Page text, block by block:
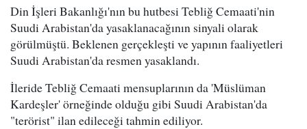
Din İşleri Bakanlığı'nın bu hutbesi Tebliğ Cemaati'nin
Suudi Arabistan'da yasaklanacağının sinyali olarak
görülmüştü. Beklenen gerçekleşti ve yapının faaliyetleri
Suudi Arabistan'da resmen yasaklandı.
İleride Tebliğ Cemaati mensuplarının da 'Müslüman
Kardeşler' örneğinde olduğu gibi Suudi Arabistan'da
"terörist" ilan edileceği tahmin ediliyor.